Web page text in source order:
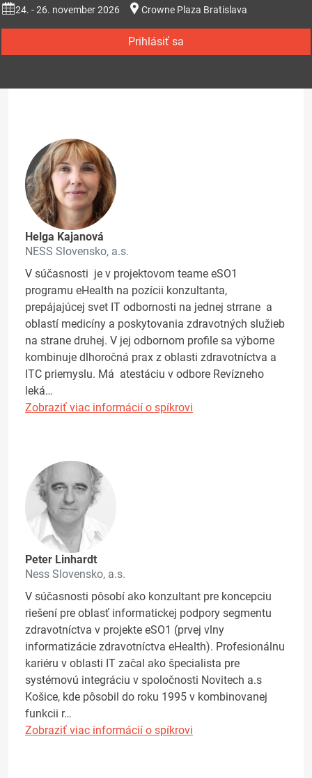
24. - 26. november 2026 Crowne Plaza Bratislava
Prihlásiť sa
Helga Kajanová
NESS Slovensko, a.s.
V súčasnosti je v projektovom teame eSO1
programu eHealth na pozícii konzultanta,
prepájajúcej svet IT odbornosti na jednej strrane a
oblastí medicíny a poskytovania zdravotných služieb
na strane druhej. V jej odbornom profile sa výborne
kombinuje dlhoročná prax z oblasti zdravotníctva a
ITC priemyslu. Má atestáciu v odbore Revízneho
leká…
Zobraziť viac informácií o spíkrovi
Peter Linhardt
Ness Slovensko, a.s.
V súčasnosti pôsobí ako konzultant pre koncepciu
riešení pre oblasť informatickej podpory segmentu
zdravotníctva v projekte eSO1 (prvej vlny
informatizácie zdravotníctva eHealth). Profesionálnu
kariéru v oblasti IT začal ako špecialista pre
systémovú integráciu v spoločnosti Novitech a.s
Košice, kde pôsobil do roku 1995 v kombinovanej
funkcii r…
Zobraziť viac informácií o spíkrovi